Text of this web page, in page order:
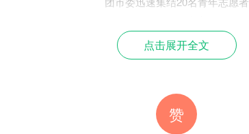
及时卸载转运新鲜蔬菜
截止当晚21点
已分配到各大医院
及贵州医疗队入住酒店
点击展开全文
赞